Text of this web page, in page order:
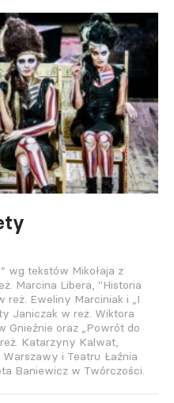
wg tekstów Mikołaja z
Marcina Libera, "Historia
reż. Eweliny Marciniak i „I
Janiczak w reż. Wiktora
Gnieźnie oraz „Powrót do
Katarzyny Kalwat,
i Teatru Łaźnia
Baniewicz w Twórczości.